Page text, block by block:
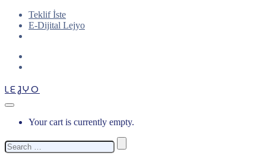
Teklif İste
E-Dijital Lejyo
LEJYO
Your cart is currently empty.
Search
for: